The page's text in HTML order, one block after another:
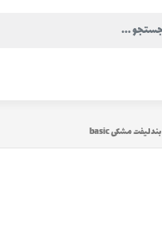
بندلیفت مشکی basic